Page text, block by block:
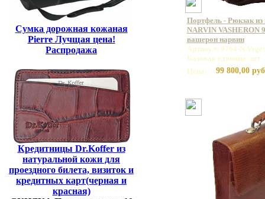
Сумка дорожная кожаная
Pierre Лучщая цена!
Распродажа
Кредитницы Dr.Koffer из
натуральной кожи для
проездного билета, визиток и
кредитных карт(черная и
красная)
Портфель - Рюкзак
NARVIN VASHERON
вашерон нарвин
Артикул: 9764-
Базовая единица: шт
Цена:
99 800,00